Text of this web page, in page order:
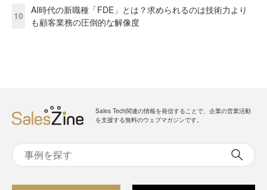
10
AI時代の新職種「FDE」とは？求められるのは技術力より
も顧客業務の圧倒的な解像度
Sales Tech関連の情報を発信することで、企業の営業活動
を支援する無料のウェブマガジンです。